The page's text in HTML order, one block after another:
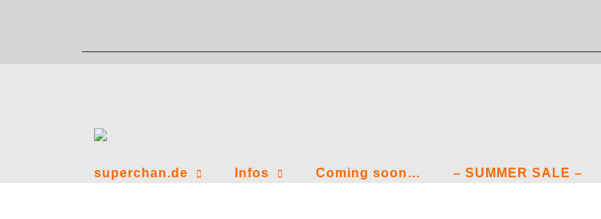
superchan.de Infos Coming soon… – SUMMER SALE –